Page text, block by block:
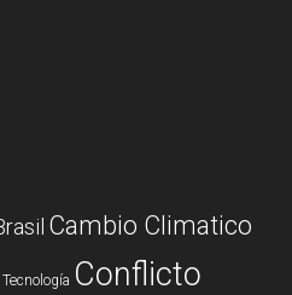
Cambio Climatico
Conflicto